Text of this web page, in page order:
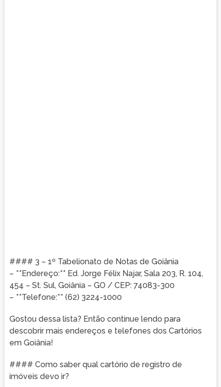
#### 3 – 1º Tabelionato de Notas de Goiânia
– **Endereço:** Ed. Jorge Félix Najar, Sala 203, R. 104,
454 – St. Sul, Goiânia – GO / CEP: 74083-300
– **Telefone:** (62) 3224-1000
Gostou dessa lista? Então continue lendo para
descobrir mais endereços e telefones dos Cartórios
em Goiânia!
#### Como saber qual cartório de registro de
imóveis devo ir?